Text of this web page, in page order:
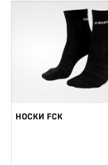
НОСКИ FCK